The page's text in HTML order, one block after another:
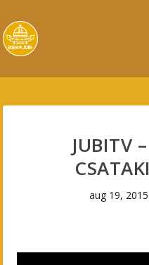
JUBITV
aug 19, 2015